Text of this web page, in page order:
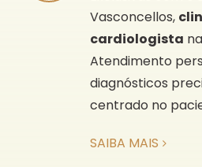
Vasconcellos,
cardiologista
Atendimento
diagnósticos
centrado no
SAIBA MAIS